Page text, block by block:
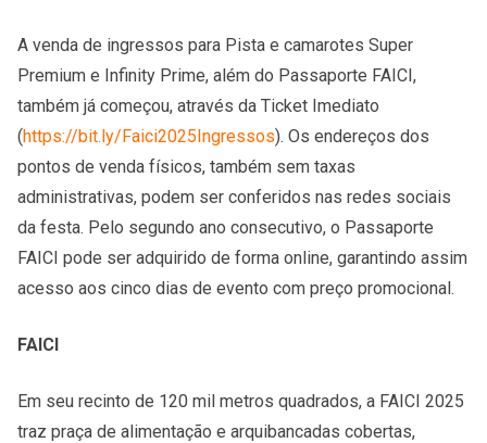
A venda de ingressos para Pista e camarotes Super
Premium e Infinity Prime, além do Passaporte FAICI,
também já começou, através da Ticket Imediato
(https://bit.ly/Faici2025Ingressos). Os endereços dos
pontos de venda físicos, também sem taxas
administrativas, podem ser conferidos nas redes sociais
da festa. Pelo segundo ano consecutivo, o Passaporte
FAICI pode ser adquirido de forma online, garantindo assim
acesso aos cinco dias de evento com preço promocional.
FAICI
Em seu recinto de 120 mil metros quadrados, a FAICI 2025
traz praça de alimentação e arquibancadas cobertas,